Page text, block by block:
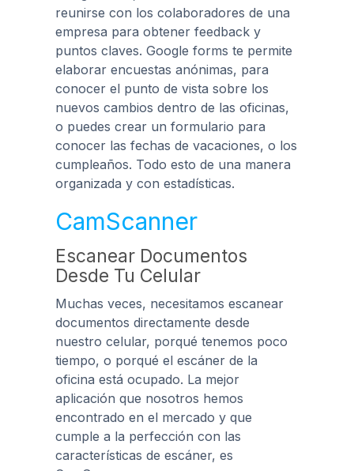
reunirse con los colaboradores de una
empresa para obtener feedback y
puntos claves. Google forms te permite
elaborar encuestas anónimas, para
conocer el punto de vista sobre los
nuevos cambios dentro de las oficinas,
o puedes crear un formulario para
conocer las fechas de vacaciones, o los
cumpleaños. Todo esto de una manera
organizada y con estadísticas.
CamScanner
Escanear Documentos
Desde Tu Celular
Muchas veces, necesitamos escanear
documentos directamente desde
nuestro celular, porqué tenemos poco
tiempo, o porqué el escáner de la
oficina está ocupado. La mejor
aplicación que nosotros hemos
encontrado en el mercado y que
cumple a la perfección con las
características de escáner, es